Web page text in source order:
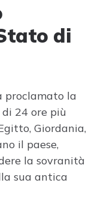
di
proclamato la
24 ore più
Giordania,
il paese,
la sovranità
sua antica